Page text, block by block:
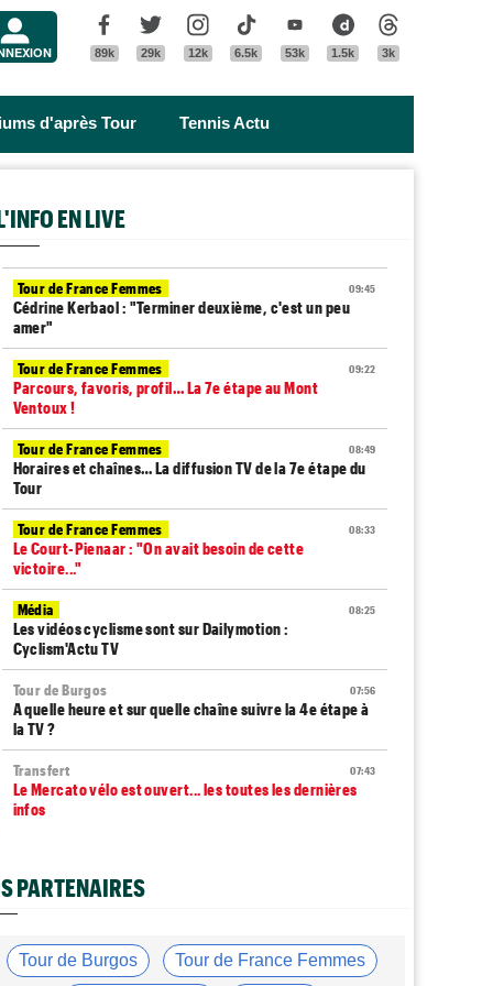
Facebook
89k
Twitter
29k
Instagram
12k
Tik Tok
6.5k
Youtube
53k
Dailymotion
1.5k 3k
d'après Tour Tennis Actu
EN LIVE
09:45
Tour de France Femmes
Cédrine Kerbaol : "Terminer deuxième, c'est un peu
amer"
09:22
Tour de France Femmes
Parcours, favoris, profil… La 7e étape au Mont
Ventoux !
08:49
Tour de France Femmes
Horaires et chaînes… La diffusion TV de la 7e étape du
Tour
08:33
Tour de France Femmes
Le Court-Pienaar : "On avait besoin de cette
victoire..."
08:25
Média
Les vidéos cyclisme sont sur Dailymotion :
Cyclism'Actu TV
07:56
Tour de Burgos
A quelle heure et sur quelle chaîne suivre la 4e étape à
la TV ?
07:43
Transfert
Le Mercato vélo est ouvert... les toutes les dernières
infos
disparaître en 2027
Diffusion TV... quelle heure et quelle chaîne la 5e étape
?
PARTENAIRES
Tour de Burgos Tour de France Femmes